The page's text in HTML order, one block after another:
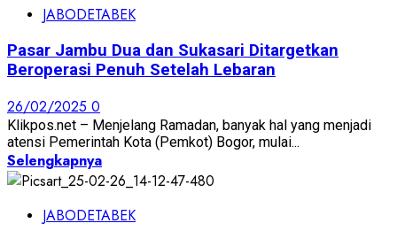
JABODETABEK
Pasar Jambu Dua dan Sukasari Ditargetkan
Beroperasi Penuh Setelah Lebaran
26/02/2025 0
Klikpos.net – Menjelang Ramadan, banyak hal yang menjadi
atensi Pemerintah Kota (Pemkot) Bogor, mulai...
Selengkapnya
JABODETABEK